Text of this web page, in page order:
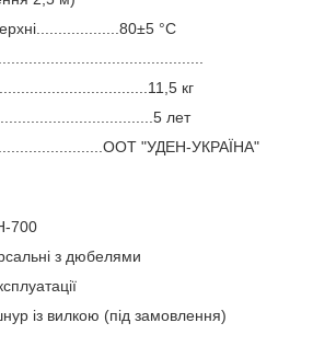
°C
кг
лет
"УДЕН-УКРАЇНА"
700
з дюбелями
із вилкою (під замовлення)